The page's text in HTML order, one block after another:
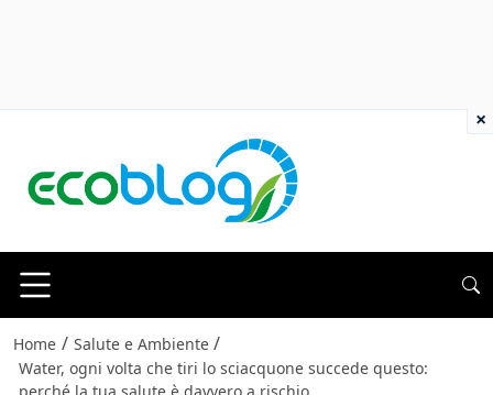
Home / Salute e Ambiente /
Water, ogni volta che tiri lo sciacquone succede questo:
×